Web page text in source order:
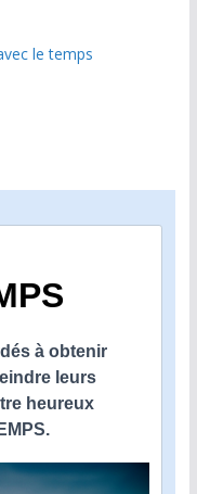
à obtenir
leurs
heureux